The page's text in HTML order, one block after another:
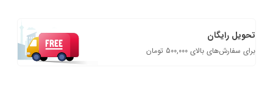
تحویل رایگان
برای سفارش‌های بالای 500,000 تومان